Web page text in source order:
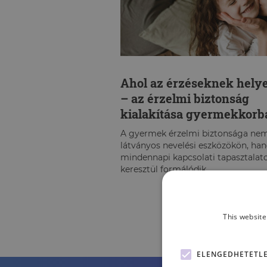
Ahol az érzéseknek
– az érzelmi biztonság
kialakítása
A gyermek érzelmi biztonsága
látványos nevelési eszközökön,
mindennapi kapcsolati
keresztül formálódik.
This